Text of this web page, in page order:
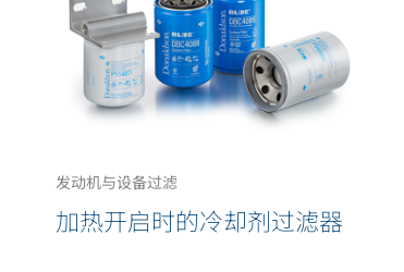
发动机与设备过滤
加热开启时的冷却剂过滤器